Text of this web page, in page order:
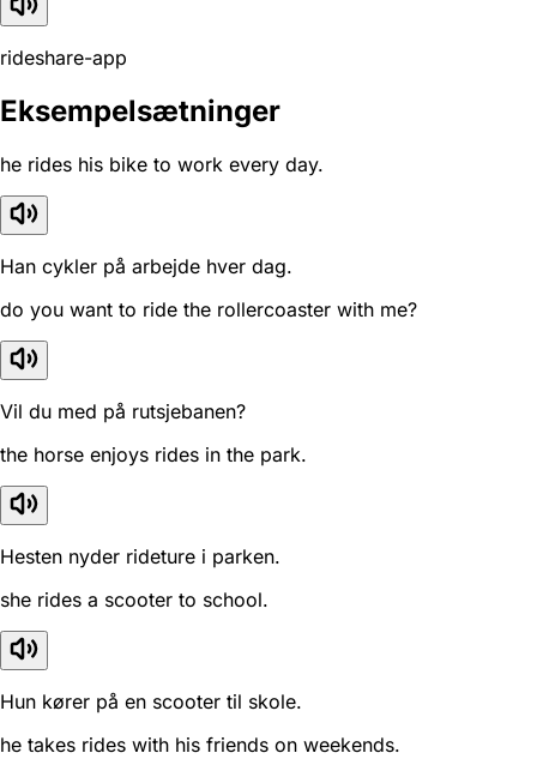
rideshare-app
Eksempelsætninger
he rides his bike to work every day.
Han cykler på arbejde hver dag.
do you want to ride the rollercoaster with me?
Vil du med på rutsjebanen?
the horse enjoys rides in the park.
Hesten nyder rideture i parken.
she rides a scooter to school.
Hun kører på en scooter til skole.
he takes rides with his friends on weekends.